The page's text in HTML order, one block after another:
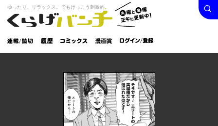
くらげバンチ
火曜と
金曜正
午に更
新中！
ゆったり、リラックス。でもけっこう刺激的。
連載/読
切
履
歴
コミック
漫画
賞
ログイン /
登録
検索